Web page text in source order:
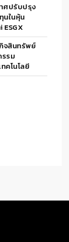
ศปรับปรุง
นในหุ้น
ESGX
จสินทรัพย์
รม
คโนโลยี